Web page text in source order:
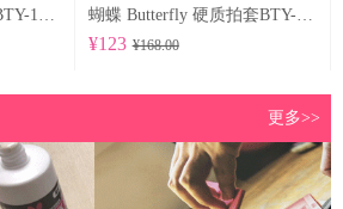
蝴蝶 Butterfly 硬质拍套BTY-1029
¥123 ¥168.00
更多>>